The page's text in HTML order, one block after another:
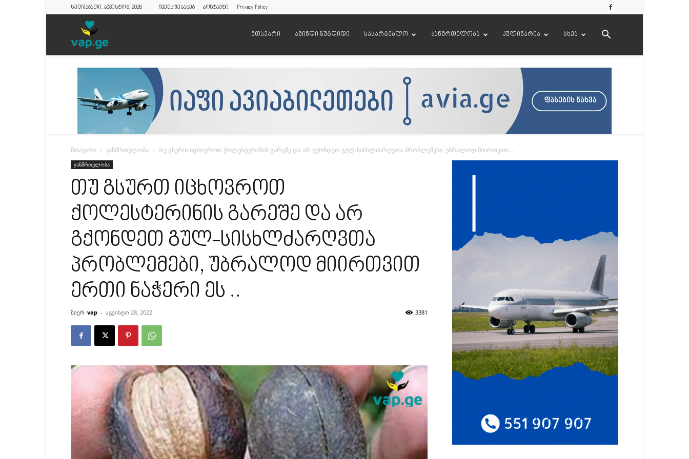
ხუთშაბათი, აგვისტო 6, 2026 ჩვენს შესახებ კონტაქტი Privacy Policy
მთავარი ამინდი ზუგდიდი სასარგებლო ჯანმრთელობა კულინარია სხვა
მთავარი ჯანმრთელობა თუ გსურთ იცხოვროთ ქოლესტერინის გარეშე და არ გქონდეთ გულ-სისხლძარღვთა პრობლემები, უბრალოდ მიირთვით...
ჯანმრთელობა
თუ გსურთ იცხოვროთ
ქოლესტერინის გარეშე და არ
გქონდეთ გულ-სისხლძარღვთა
პრობლემები, უბრალოდ მიირთვით
ერთი ნაჭერი ეს ..
მიერ vap - აგვისტო 28, 2022 3381